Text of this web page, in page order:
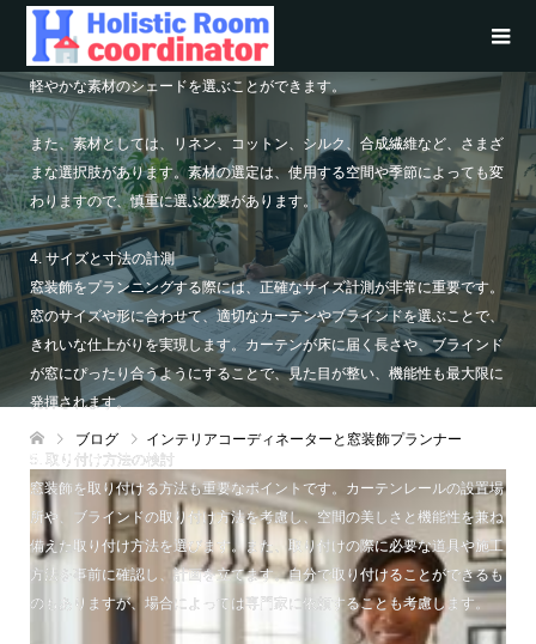
や美的要素によって選ぶ必要があります。例えば、遮光機能を重視する場
合は厚手のカーテンや遮光カーテンを選び、デザイン性を重視する場合は
軽やかな素材のシェードを選ぶことができます。
また、素材としては、リネン、コットン、シルク、合成繊維など、さまざ
まな選択肢があります。素材の選定は、使用する空間や季節によっても変
わりますので、慎重に選ぶ必要があります。
4. サイズと寸法の計測
窓装飾をプランニングする際には、正確なサイズ計測が非常に重要です。
窓のサイズや形に合わせて、適切なカーテンやブラインドを選ぶことで、
きれいな仕上がりを実現します。カーテンが床に届く長さや、ブラインド
が窓にぴったり合うようにすることで、見た目が整い、機能性も最大限に
発揮されます。
5. 取り付け方法の検討
窓装飾を取り付ける方法も重要なポイントです。カーテンレールの設置場
所や、ブラインドの取り付け方法を考慮し、空間の美しさと機能性を兼ね
備えた取り付け方法を選びます。また、取り付けの際に必要な道具や施工
方法を事前に確認し、計画を立てます。自分で取り付けることができるも
のもありますが、場合によっては専門家に依頼することも考慮します。
ブログ インテリアコーディネーターと窓装飾プランナー